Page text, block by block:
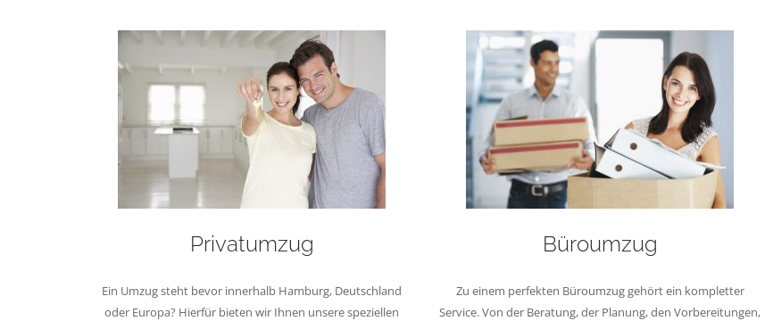
Privatumzug
Ein Umzug steht bevor innerhalb Hamburg, Deutschland
oder Europa? Hierfür bieten wir Ihnen unsere speziellen
Büroumzug
Zu einem perfekten Büroumzug gehört ein kompletter
Service. Von der Beratung, der Planung, den Vorbereitungen,